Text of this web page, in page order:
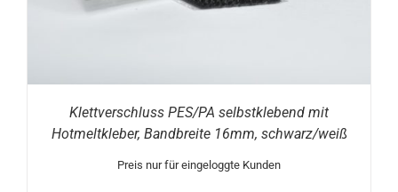
Klettverschluss PES/PA selbstklebend mit
Hotmeltkleber, Bandbreite 16mm, schwarz/weiß
Preis nur für eingeloggte Kunden